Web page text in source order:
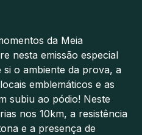
da Meia
nesta emissão especial
si o ambiente da prova, a
emblemáticos e as
subiu ao pódio! Neste
nos 10km, a resistência
e a presença de